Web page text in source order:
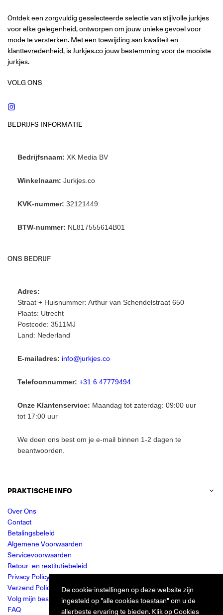
Ontdek een zorgvuldig geselecteerde selectie van stijlvolle jurkjes
voor elke gelegenheid, ontworpen om jouw unieke gevoel voor
mode te versterken. Met een toewijding aan kwaliteit en
klanttevredenheid, is Jurkjes.co jouw bestemming voor de mooiste
jurkjes.
VOLG ONS
BEDRIJFS INFORMATIE
Bedrijfsnaam: XK Media BV
Winkelnaam: Jurkjes.co
KVK-nummer: 32121449
BTW-nummer: NL817555614B01
ONS BEDRIJF
Adres:
Straat + Huisnummer: Arthur van Schendelstraat 650
Plaats: Utrecht
Postcode: 3511MJ
Land: Nederland
E-mailadres: info@jurkjes.co
Telefoonnummer: +31 6 47779494
Onze Klantenservice: Maandag tot zaterdag: 09:00 uur
tot 17:00 uur
We doen ons best om je e-mail binnen 1-2 dagen te
beantwoorden.
PRAKTISCHE INFO
Over Ons
Contact
Betalingsbeleid
Algemene Voorwaarden
Servicevoorwaarden
Retour- en restitutiebeleid
Privacy Policy
Verzend Policy
Volg mijn bestelling
FAQ
De cookie-instellingen op deze website zijn
ingesteld op "alle cookies toestaan" om u de
allerbeste ervaring te bieden. Klik op Cookies